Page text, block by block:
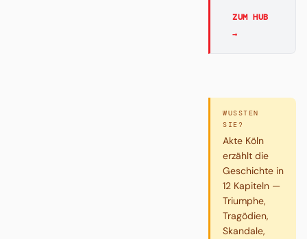
ZUM HUB
→
WUSSTEN
SIE?
Akte Köln
erzählt die
Geschichte in
12 Kapiteln —
Triumphe,
Tragödien,
Skandale,